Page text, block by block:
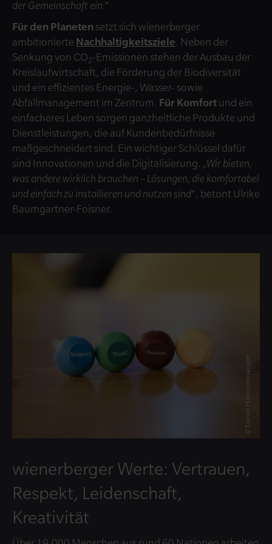
der Gemeinschaft ein.“
Für den Planeten setzt sich wienerberger
ambitionierte Nachhaltigkeitsziele. Neben der
Senkung von CO2-Emissionen stehen der Ausbau der
Kreislaufwirtschaft, die Förderung der Biodiversität
und ein effizientes Energie-, Wasser- sowie
Abfallmanagement im Zentrum. Für Komfort und ein
einfacheres Leben sorgen ganzheitliche Produkte und
Dienstleistungen, die auf Kundenbedürfnisse
maßgeschneidert sind. Ein wichtiger Schlüssel dafür
sind Innovationen und die Digitalisierung. „Wir bieten,
was andere wirklich brauchen – Lösungen, die komfortabel
und einfach zu installieren und nutzen sind“, betont Ulrike
Baumgartner-Foisner.
© Daniel Hinterramskogler
wienerberger Werte: Vertrauen,
Respekt, Leidenschaft,
Kreativität